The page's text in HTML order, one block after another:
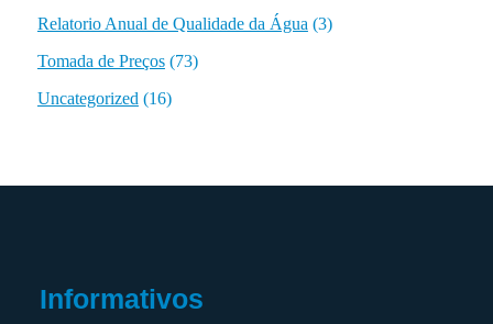
Relatorio Anual de Qualidade da Água (3)
Tomada de Preços(73)
Uncategorized (16)
Informativos